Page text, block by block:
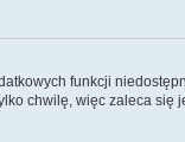
funkcji
chwilę, więc zaleca się